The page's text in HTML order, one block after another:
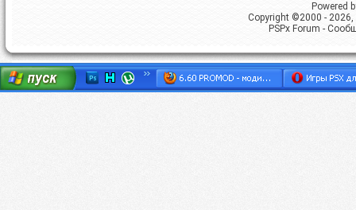
Powered
Copyright ©2000 -
PSPx Forum -